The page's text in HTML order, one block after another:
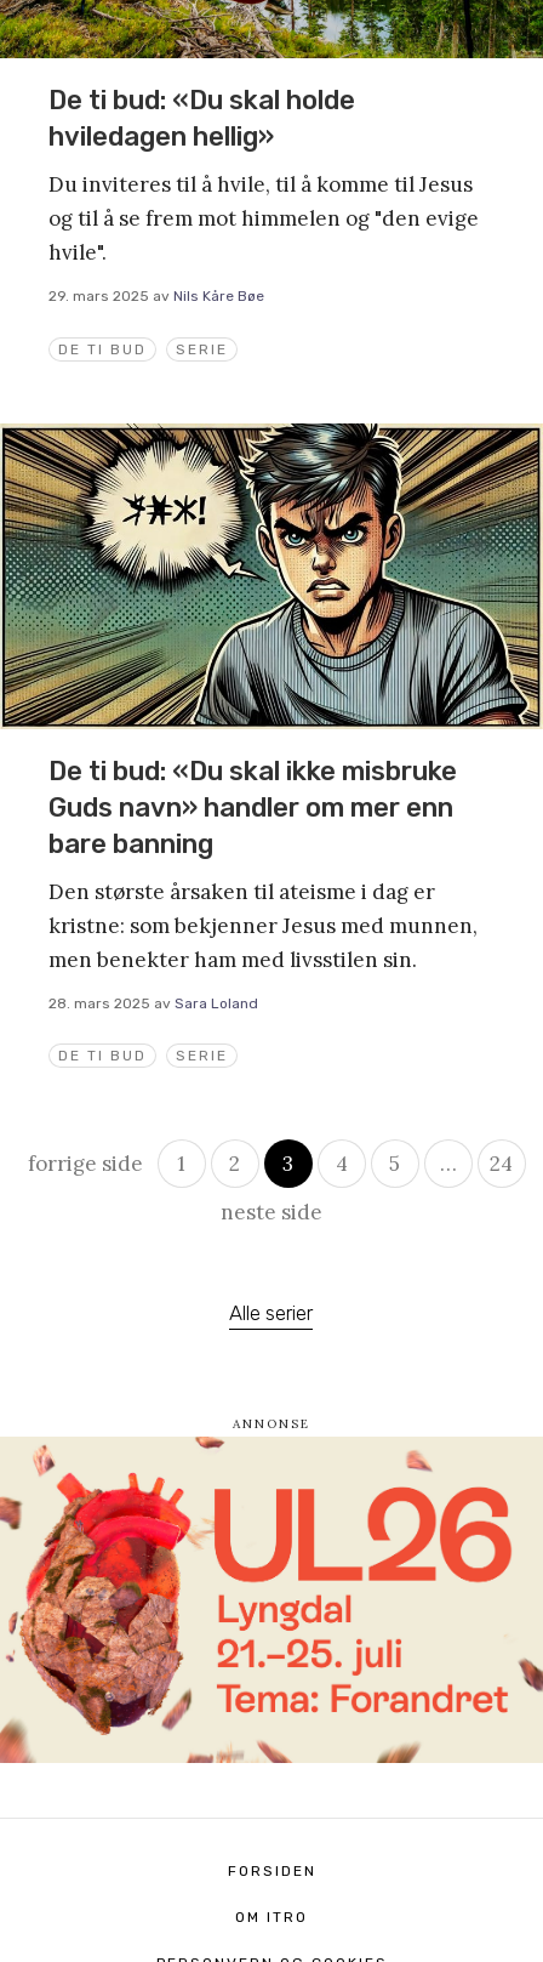
DE TI BUD SERIE
De ti bud: «Du skal holde
hviledagen hellig»
Du inviteres til å hvile, til å komme til Jesus
og til å se frem mot himmelen og "den evige
hvile".
29. mars 2025 av Nils Kåre Bøe
DE TI BUD SERIE
De ti bud: «Du skal ikke misbruke
Guds navn» handler om mer enn
bare banning
Den største årsaken til ateisme i dag er
kristne: som bekjenner Jesus med munnen,
men benekter ham med livsstilen sin.
28. mars 2025 av Sara Loland
Innleggsnavigasjon
forrige side 1 2 3 4 5 …
24
neste side
Alle serier
FORSIDEN
OM ITRO